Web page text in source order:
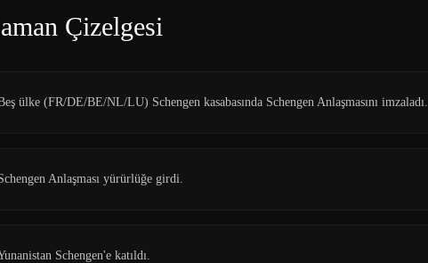
Çizelgesi
ülke (FR/DE/BE/NL/LU) Schengen kasabasında Schengen Anlaşmasını imzaladı.
Anlaşması yürürlüğe girdi.
Schengen'e katıldı.